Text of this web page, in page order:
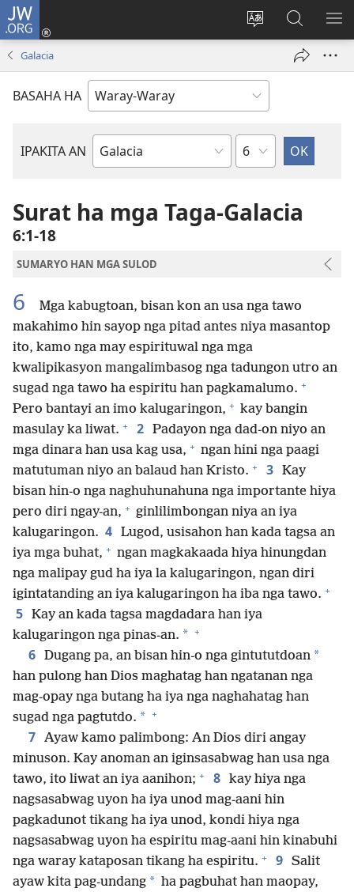
JW.ORG
Balyui
yinaknan
an
site
Pag-
log
new
Pamiling
ha
JW.ORG
Galacia
BASAHA HA
IPAKITA AN
Libro
Kapitulo
Surat ha mga Taga-Galacia
6:1-18
SUMARYO HAN MGA SULOD
6
Mga kabugtoan, bisan kon an usa nga tawo
makahimo hin sayop nga pitad antes niya masantop
ito, kamo nga may espirituwal nga mga
kwalipikasyon mangalimbasog nga tadungon utro an
sugad nga tawo ha espiritu han pagkamalumo. +
Pero bantayi an imo kalugaringon, + kay bangin
masulay ka liwat. + 2 Padayon nga dad-on niyo an
mga dinara han usa kag usa, + ngan hini nga paagi
matutuman niyo an balaud han Kristo. + 3 Kay
bisan hin-o nga naghuhunahuna nga importante hiya
pero diri ngay-an, + ginlilimbongan niya an iya
kalugaringon. 4 Lugod, usisahon han kada tagsa an
iya mga buhat, + ngan magkakaada hiya hinungdan
nga malipay gud ha iya la kalugaringon, ngan diri
igintatanding an iya kalugaringon ha iba nga tawo. +
5 Kay an kada tagsa magdadara han iya
kalugaringon nga pinas-an. * +
6 Dugang pa, an bisan hin-o nga gintututdoan *
han pulong han Dios maghatag han ngatanan nga
mag-opay nga butang ha iya nga naghahatag han
sugad nga pagtutdo. * +
7 Ayaw kamo palimbong: An Dios diri angay
minuson. Kay anoman an iginsasabwag han usa nga
tawo, ito liwat an iya aanihon; + 8 kay hiya nga
nagsasabwag uyon ha iya unod mag-aani hin
pagkadunot tikang ha iya unod, kondi hiya nga
nagsasabwag uyon ha espiritu mag-aani hin kinabuhi
nga waray kataposan tikang ha espiritu. + 9 Salit
ayaw kita pag-undang * ha pagbuhat han maopay,